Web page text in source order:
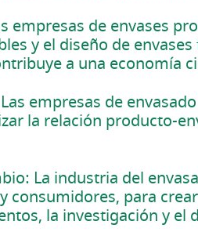
empresas de envases
y el diseño de
a una economía
empresas de
la relación producto-
La industria del
consumidores, para
la investigación y el